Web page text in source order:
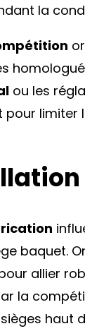
la
ou les
limiter
baquet.
allier
la
sièges